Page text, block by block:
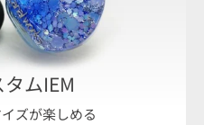
ムIEM
ズが楽しめる